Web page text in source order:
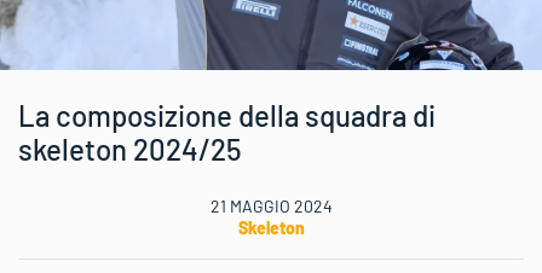
La composizione della squadra di
skeleton 2024/25
21 MAGGIO 2024
Skeleton